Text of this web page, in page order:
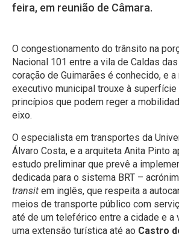
feira, em reunião de Câmara.
O congestionamento do trânsito na
Nacional 101 entre a vila de Caldas
coração de Guimarães é conhecido, e a
executivo municipal trouxe à superfície
princípios que podem reger a
eixo.
O especialista em transportes da
Álvaro Costa, e a arquiteta Anita Pinto
estudo preliminar que prevê a
dedicada para o sistema BRT –
transit em inglês, que respeita a
meios de transporte público com
até de um teleférico entre a cidade e a
uma extensão turística até ao Castro